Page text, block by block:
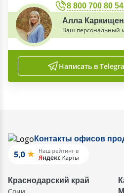
8 800 700 80 54
Алла
Ваш персональный
Написать в
Контакты офисов
Краснодарский край